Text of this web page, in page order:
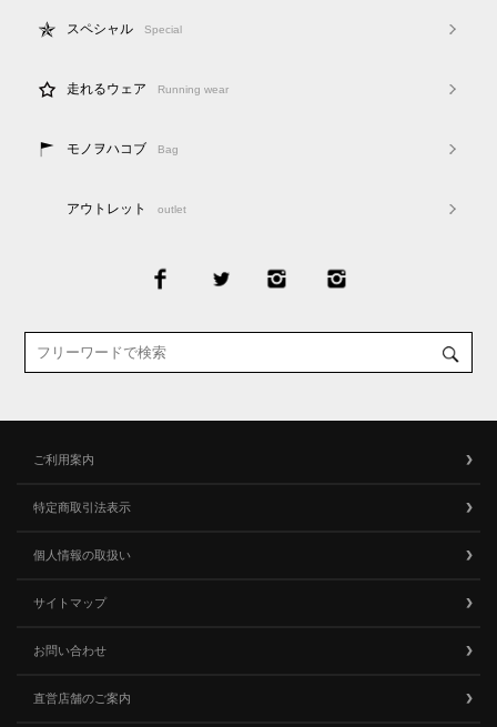
スペシャル Special
走れるウェア Running wear
モノヲハコブ Bag
アウトレット outlet
ご利用案内
特定商取引法表示
個人情報の取扱い
サイトマップ
お問い合わせ
直営店舗のご案内